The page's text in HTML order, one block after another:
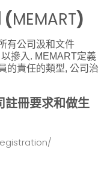
(MEMART)
有公司汲和文件
摻入. MEMART定義
的責任的類型, 公司治
註冊要求和做生